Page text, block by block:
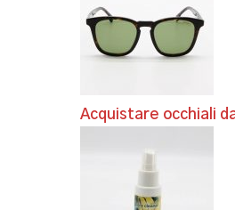
Acquistare occhiali